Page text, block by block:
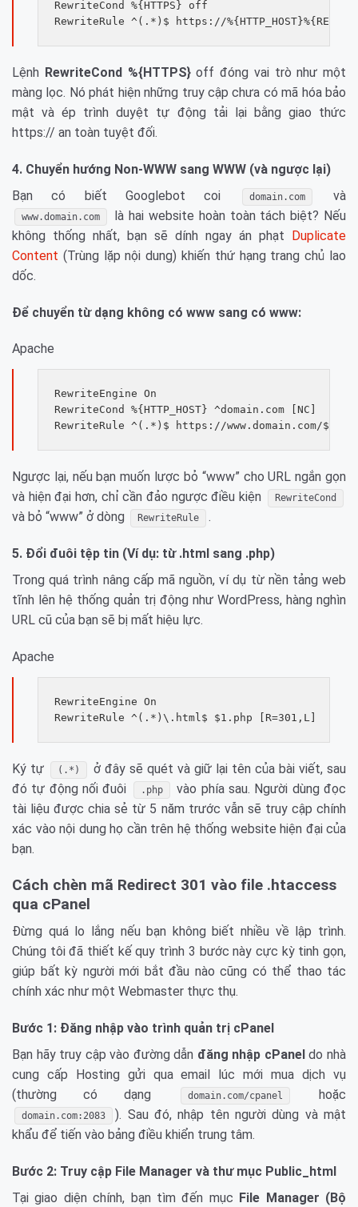
RewriteCond %{HTTPS} off
Lệnh RewriteCond %{HTTPS}off đóng vai trò như một
màng lọc. Nó phát hiện những truy cập chưa có mã hóa bảo
mật và ép trình duyệt tự động tải lại bằng giao thức
https:// an toàn tuyệt đối.
4. Chuyển hướng Non-WWW sang WWW (và ngược lại)
Bạn có biết Googlebot coi
domain.com và
www.domain.com
là hai website hoàn toàn tách biệt? Nếu
không thống nhất, bạn sẽ dính ngay án phạt Duplicate
Content (Trùng lặp nội dung) khiến thứ hạng trang chủ lao
dốc.
Để chuyển từ dạng không có www sang có www:
Apache
RewriteEngine On
RewriteCond %{HTTP_HOST} ^domain.com [NC]
Ngược lại, nếu bạn muốn lược bỏ “www” cho URL ngắn gọn
và hiện đại hơn, chỉ cần đảo ngược điều kiện
RewriteCond
và bỏ “www” ở dòng RewriteRule .
5. Đổi đuôi tệp tin (Ví dụ: từ .html sang .php)
Trong quá trình nâng cấp mã nguồn, ví dụ từ nền tảng web
tĩnh lên hệ thống quản trị động như WordPress, hàng nghìn
URL cũ của bạn sẽ bị mất hiệu lực.
Apache
RewriteEngine On
Ký tự (.*)
ở đây sẽ quét và giữ lại tên của bài viết, sau
đó tự động nối đuôi
.php
vào phía sau. Người dùng đọc
tài liệu được chia sẻ từ 5 năm trước vẫn sẽ truy cập chính
xác vào nội dung họ cần trên hệ thống website hiện đại của
bạn.
Cách chèn mã Redirect 301 vào file .htaccess
qua cPanel
Đừng quá lo lắng nếu bạn không biết nhiều về lập trình.
Chúng tôi đã thiết kế quy trình 3 bước này cực kỳ tinh gọn,
giúp bất kỳ người mới bắt đầu nào cũng có thể thao tác
chính xác như một Webmaster thực thụ.
Bước 1: Đăng nhập vào trình quản trị cPanel
Bạn hãy truy cập vào đường dẫn đăng nhập cPanel do nhà
cung cấp Hosting gửi qua email lúc mới mua dịch vụ
(thường có dạng
domain.com/cpanel hoặc
domain.com:2083
). Sau đó, nhập tên người dùng và mật
khẩu để tiến vào bảng điều khiển trung tâm.
Bước 2: Truy cập File Manager và thư mục Public_html
Tại giao diện chính, bạn tìm đến mục File Manager (Bộ